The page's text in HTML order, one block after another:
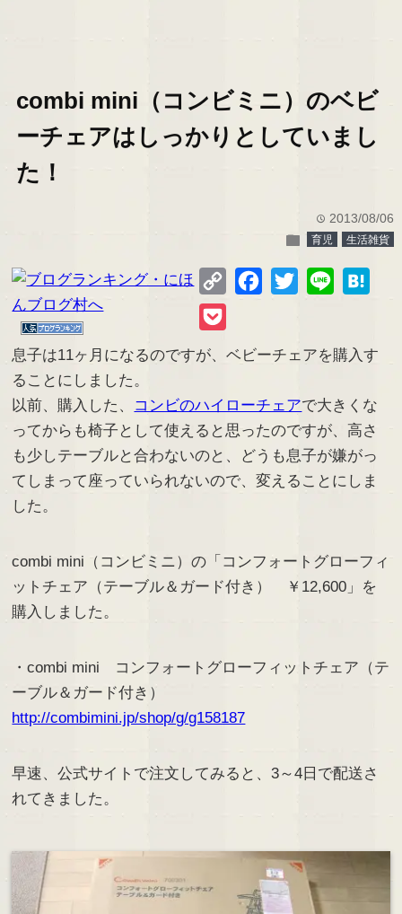
combi mini（コンビミニ）のベビ
ーチェアはしっかりとしていまし
た！
time 2013/08/06
folder 育児 生活雑貨
Copy
Facebook
Twitter Line
息子は11ヶ月になるのですが、ベビーチェアを購入す
ることにしました。
以前、購入した、 コンビのハイローチェアで大きくな
ってからも椅子として使えると思ったのですが、高さ
も少しテーブルと合わないのと、どうも息子が嫌がっ
てしまって座っていられないので、変えることにしま
した。
combi mini（コンビミニ）の「コンフォートグローフィ
ットチェア（テーブル＆ガード付き） ￥12,600」を
購入しました。
・combi mini コンフォートグローフィットチェア（テ
ーブル＆ガード付き）
http://combimini.jp/shop/g/g158187
早速、公式サイトで注文してみると、3～4日で配送さ
れてきました。